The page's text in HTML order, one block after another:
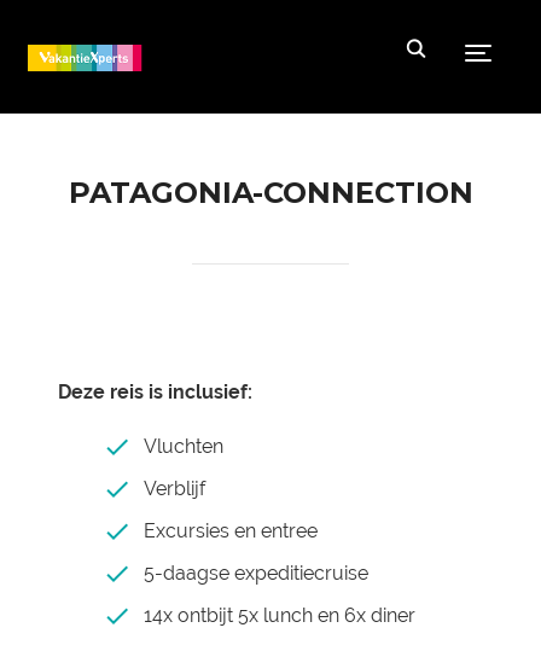
PATAGONIA-CONNECTION
Deze reis is inclusief:
Vluchten
Verblijf
Excursies en entree
5-daagse expeditiecruise
14x ontbijt 5x lunch en 6x diner